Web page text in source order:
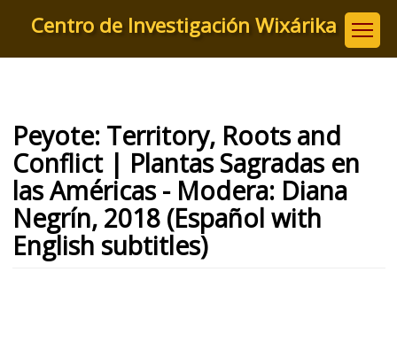
principal
Centro de Investigación Wixárika
Peyote: Territory, Roots and
Conflict | Plantas Sagradas en
las Américas - Modera: Diana
Negrín, 2018 (Español with
English subtitles)